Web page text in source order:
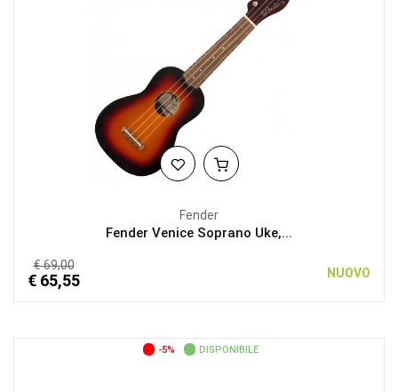
Fender
Fender Venice Soprano Uke,...
€ 69,00
€ 65,55 NUOVO
-5% DISPONIBILE